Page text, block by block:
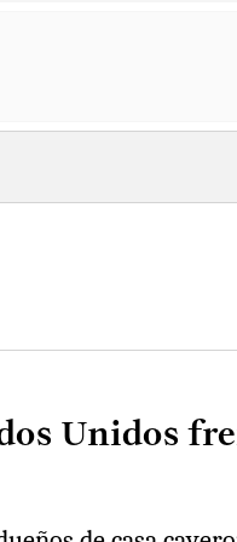
Unidos